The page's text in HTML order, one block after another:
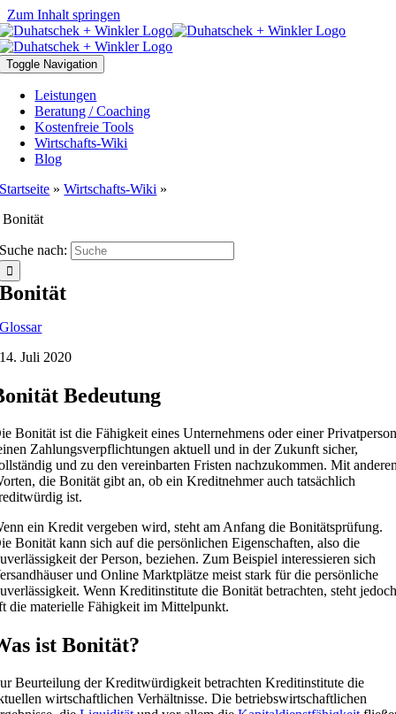
Zum Inhalt springen
Toggle Navigation
Leistungen
Beratung / Coaching
Kostenfreie Tools
Wirtschafts-Wiki
Blog
Startseite »Wirtschafts-Wiki »
Bonität
Suche nach:
Bonität
Glossar
14. Juli 2020
Bedeutung
Bonität ist die Fähigkeit eines Unternehmens oder einer
Zahlungsverpflichtungen aktuell und in der Zukunft sicher,
und zu den vereinbarten Fristen nachzukommen. Mit
die Bonität gibt an, ob ein Kreditnehmer auch tatsächlich
ist.
ein Kredit vergeben wird, steht am Anfang die Bonitätsprüfung.
Bonität kann sich auf die persönlichen Eigenschaften, also die
der Person, beziehen. Zum Beispiel interessieren sich
und Online Marktplätze meist stark für die persönliche
Wenn Kreditinstitute die Bonität betrachten, steht
die materielle Fähigkeit im Mittelpunkt.
ist Bonität?
Beurteilung der Kreditwürdigkeit betrachten Kreditinstitute die
wirtschaftlichen Verhältnisse. Die betriebswirtschaftlichen